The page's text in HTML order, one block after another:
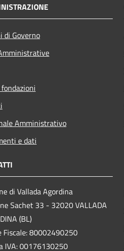
di Governo
Amministrativo
e dati
di Vallada Agordina
Sachet 33 - 32020 VALLADA
(BL)
Fiscale: 80002490250
IVA: 00176130250